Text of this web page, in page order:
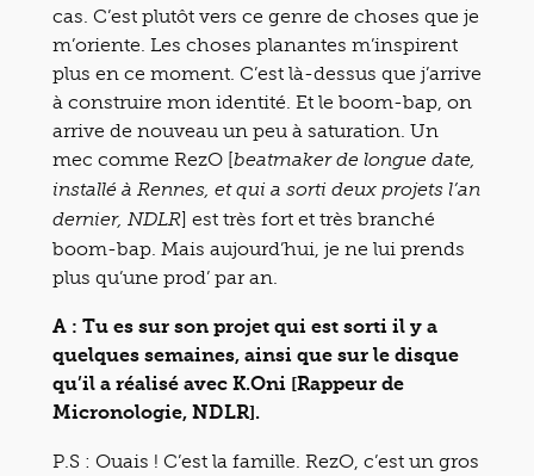
cas. C’est plutôt vers ce genre de choses que je
m’oriente. Les choses planantes m’inspirent
plus en ce moment. C’est là-dessus que j’arrive
à construire mon identité. Et le boom-bap, on
arrive de nouveau un peu à saturation. Un
mec comme RezO [beatmaker de longue date,
installé à Rennes, et qui a sorti deux projets l’an
dernier, NDLR] est très fort et très branché
boom-bap. Mais aujourd’hui, je ne lui prends
plus qu’une prod’ par an.
A : Tu es sur son projet qui est sorti il y a
quelques semaines, ainsi que sur le disque
qu’il a réalisé avec K.Oni [Rappeur de
Micronologie, NDLR].
P.S : Ouais ! C’est la famille. RezO, c’est un gros